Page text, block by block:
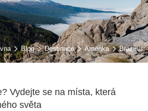
Blog Destinace Amerika Brazílie
Vydejte se na místa, která
světa